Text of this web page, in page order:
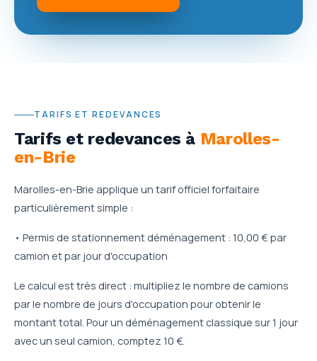
TARIFS ET REDEVANCES
Tarifs et redevances à Marolles-
en-Brie
Marolles-en-Brie applique un tarif officiel forfaitaire
particulièrement simple :
• Permis de stationnement déménagement : 10,00 € par
camion et par jour d'occupation
Le calcul est très direct : multipliez le nombre de camions
par le nombre de jours d'occupation pour obtenir le
montant total. Pour un déménagement classique sur 1 jour
avec un seul camion, comptez 10 €.